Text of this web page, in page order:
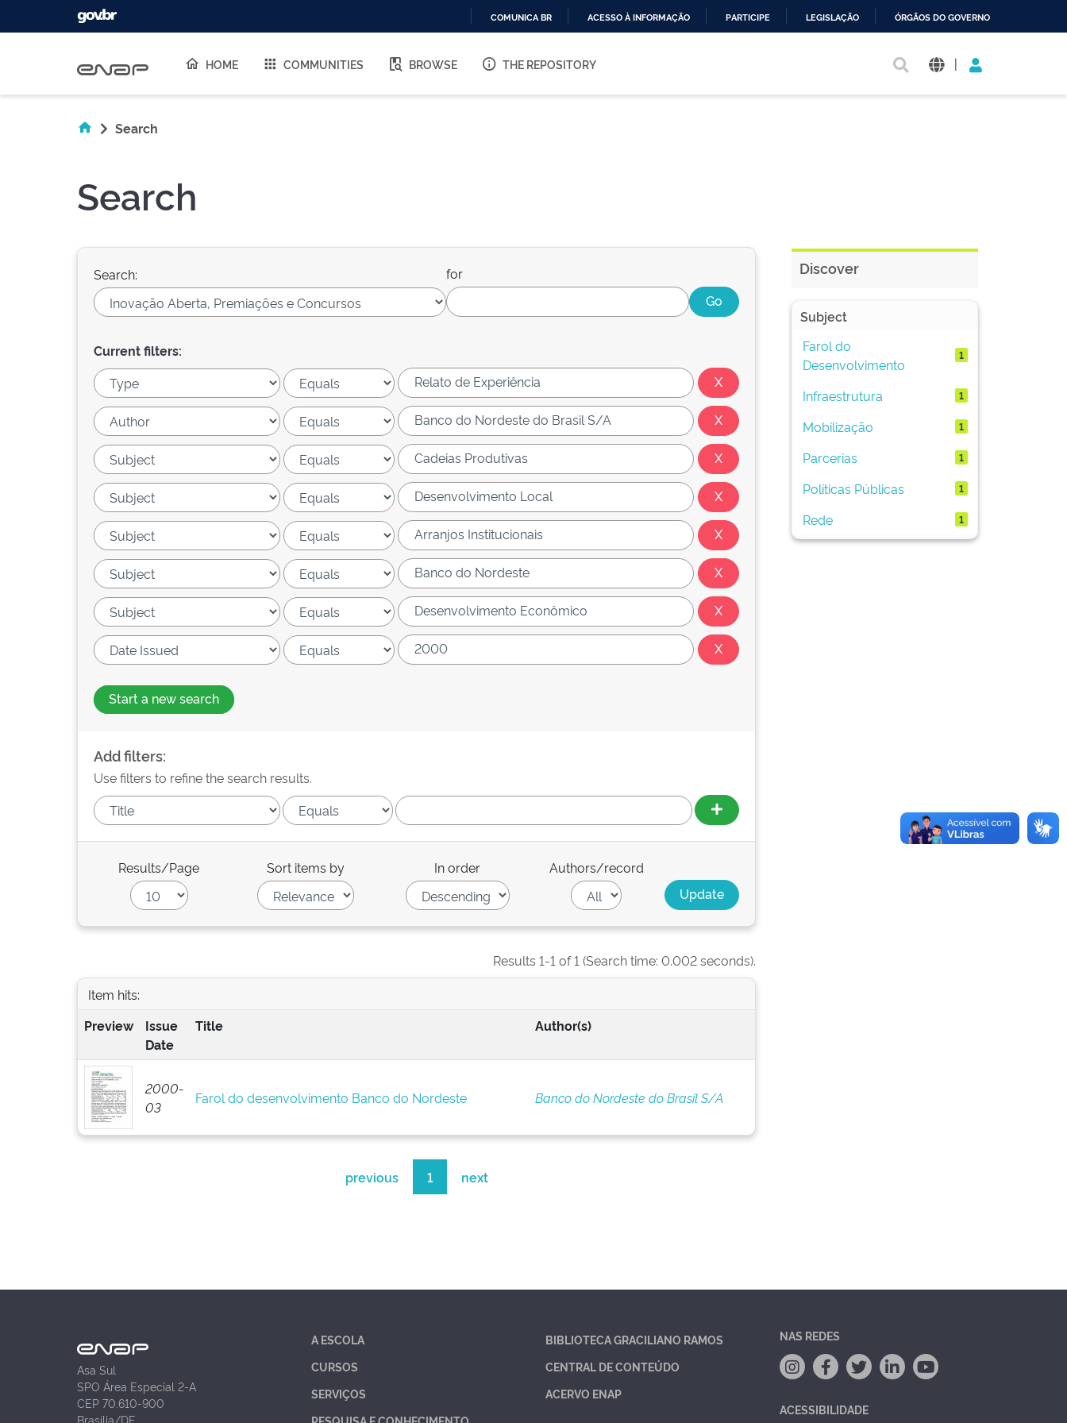
O
COMUNICA BR ACESSO À INFORMAÇÃO PARTICIPE LEGISLAÇÃO ÓRGÃOS DO GOVERNO
HOME COMMUNITIES BROWSE THE REPOSITORY |
Search
Search
Search: for
Current filters:
Start a new search
Add filters:
Use filters to refine the search results.
Results/Page Sort items by In order Authors/record
Results 1-1 of 1 (Search time: 0.002 seconds).
Item hits:
Preview
Issue
Date
Title Author(s)
2000-
03
Farol do desenvolvimento Banco do Nordeste Banco do Nordeste do Brasil S/A
previous 1 next
Discover
Subject
Farol do
Desenvolvimento
1
Infraestrutura 1
Mobilização 1
Parcerias 1
Políticas Públicas 1
Rede 1
Asa Sul
SPO Área Especial 2-A
CEP 70.610-900
Brasília/DF
A ESCOLA
CURSOS
SERVIÇOS
BIBLIOTECA GRACILIANO RAMOS
CENTRAL DE CONTEÚDO
ACERVO ENAP
NAS REDES
ACESSIBILIDADE